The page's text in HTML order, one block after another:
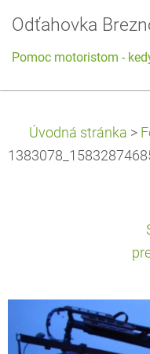
Odťahovka
Pomoc motoristom -
Úvodná stránka >